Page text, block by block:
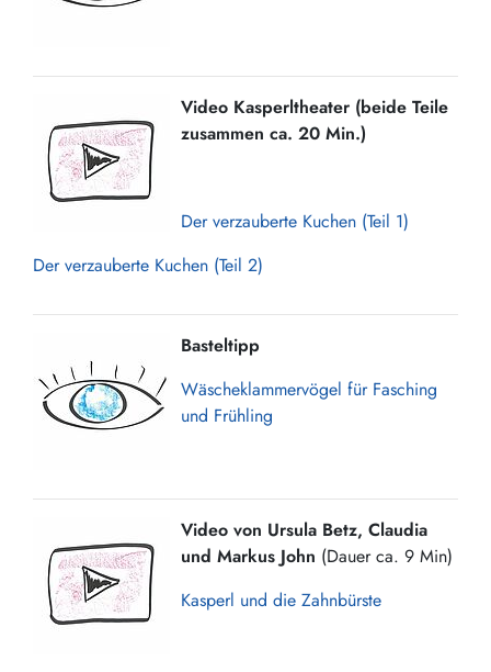
Video Kasperltheater (beide Teile
zusammen ca. 20 Min.)
Der verzauberte Kuchen (Teil 1)
Der verzauberte Kuchen (Teil 2)
Basteltipp
Wäscheklammervögel für Fasching
und Frühling
Video von Ursula Betz, Claudia
und Markus John (Dauer ca. 9 Min)
Kasperl und die Zahnbürste